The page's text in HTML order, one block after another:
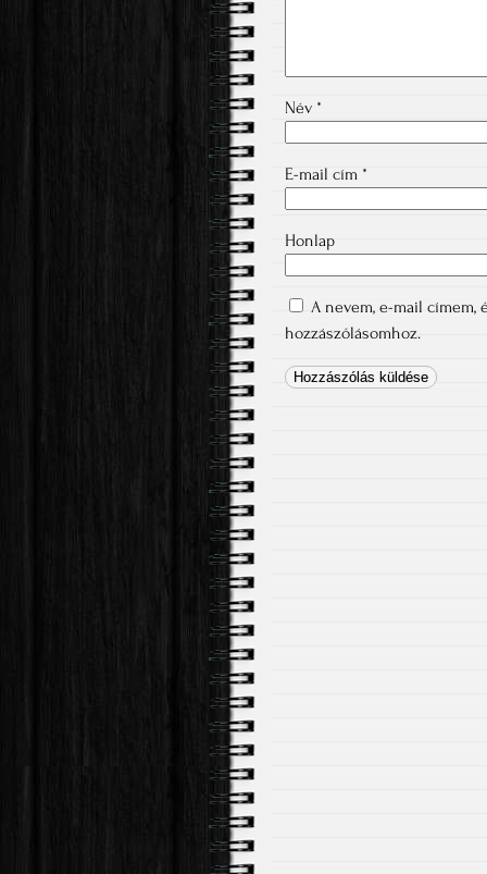
Név *
E-mail cím *
Honlap
A nevem, e-mail címem,
hozzászólásomhoz.